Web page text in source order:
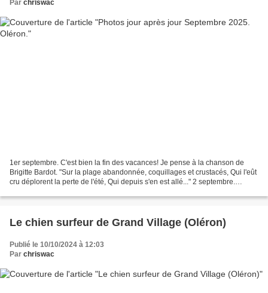
Par chriswac
1er septembre. C'est bien la fin des vacances! Je pense à la chanson de
Brigitte Bardot. "Sur la plage abandonnée, coquillages et crustacés, Qui l'eût
cru déplorent la perte de l'été, Qui depuis s'en est allé..." 2 septembre.
Le chien surfeur de Grand Village (Oléron)
Publié le 10/10/2024 à 12:03
Par chriswac